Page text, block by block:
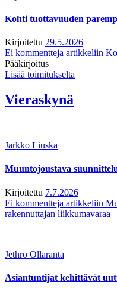
Kohti tuottavuuden
Kirjoitettu 29.5.2026
Ei kommentteja artikkeliin
Pääkirjoitus
Lisää toimitukselta
Vieraskynä
Jarkko Liuska
Muuntojoustava
Kirjoitettu 7.7.2026
Ei kommentteja artikkeliin
rakennuttajan liikkumavaraa
Jethro Ollaranta
Asiantuntijat kehittävät